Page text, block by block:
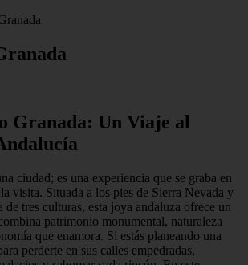
Granada: Un Viaje al
ciudad; es una experiencia que se graba en
visita. Situada a los pies de Sierra Nevada y
de tres culturas, esta joya andaluza ofrece un
patrimonio monumental, naturaleza
que enamora. Si estás planeando una
perderte en sus calles empedradas,